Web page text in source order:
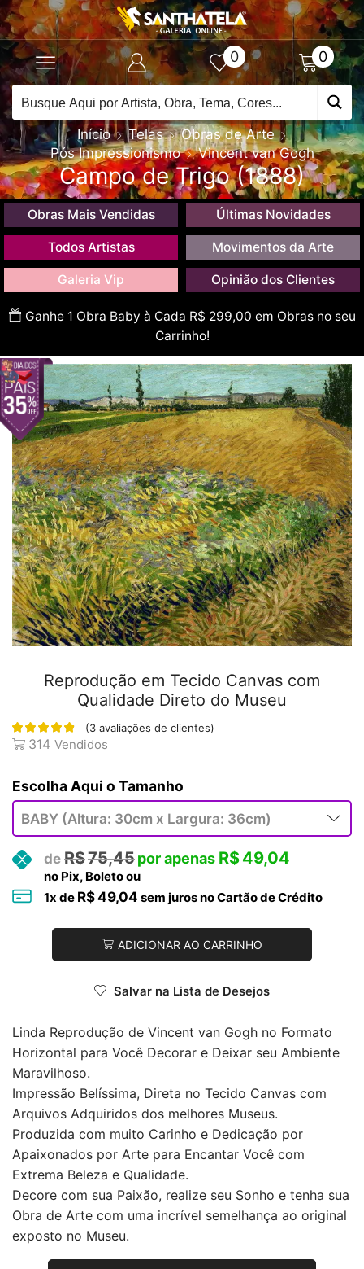
0 0
Início Telas
Obras de Arte
Pós Impressionismo
Vincent van Gogh
Campo de Trigo (1888)
Obras Mais Vendidas Últimas Novidades
Todos Artistas Movimentos da Arte
Galeria Vip Opinião dos Clientes
Ganhe 1 Obra Baby à Cada R$ 299,00 em Obras no seu
Carrinho!
Reprodução em Tecido Canvas com
Qualidade Direto do Museu
(3 avaliações de clientes)
314 Vendidos
Tamanho
R$75,45 R$49,04
no Pix, Boleto ou
1x de R$49,04 sem juros no Cartão de Crédito
ADICIONAR AO CARRINHO
Salvar na Lista de Desejos
Linda Reprodução de Vincent van Gogh no Formato
Horizontal para Você Decorar e Deixar seu Ambiente
Maravilhoso.
Impressão Belíssima, Direta no Tecido Canvas com
Arquivos Adquiridos dos melhores Museus.
Produzida com muito Carinho e Dedicação por
Apaixonados por Arte para Encantar Você com
Extrema Beleza e Qualidade.
Decore com sua Paixão, realize seu Sonho e tenha sua
Obra de Arte com uma incrível semelhança ao original
exposto no Museu.